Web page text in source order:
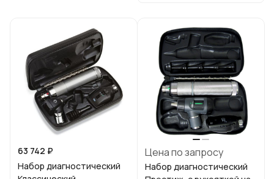
63 742 ₽
Набор диагностический
Цена по запросу
Набор диагностический